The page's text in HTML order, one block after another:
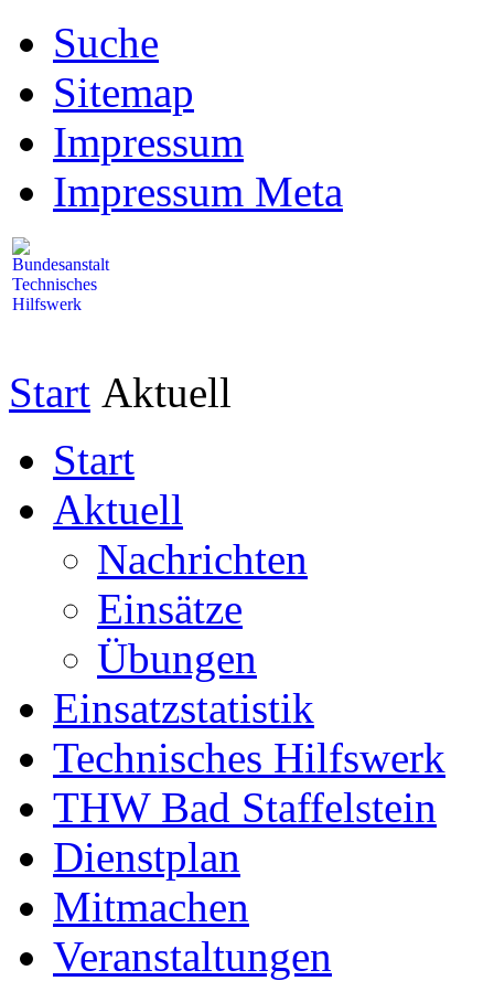
Suche
Sitemap
Impressum
Impressum Meta
Start Aktuell
Start
Aktuell
Nachrichten
Einsätze
Übungen
Einsatzstatistik
Technisches Hilfswerk
THW Bad Staffelstein
Dienstplan
Mitmachen
Veranstaltungen